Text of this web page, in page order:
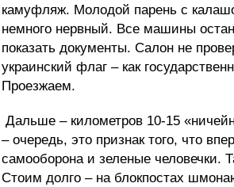
камуфляж. Молодой парень с
немного нервный. Все машины
показать документы. Салон не
украинский флаг – как
Проезжаем.
Дальше – километров 10-15
– очередь, это признак того, что
самооборона и зеленые человечки.
Стоим долго – на блокпостах